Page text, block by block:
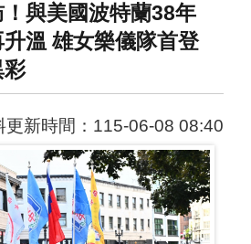
與美國波特蘭38年
溫 雄女樂儀隊首登
彩
更新時間：115-06-08 08:40